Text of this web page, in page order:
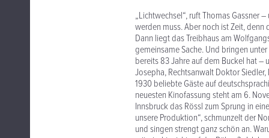
„Lichtwechsel“, ruft Thomas Gassner
werden muss. Aber noch ist Zeit, denn
Dann liegt das Treibhaus am
gemeinsame Sache. Und bringen
bereits 83 Jahre auf dem Buckel hat
Josepha, Rechtsanwalt Doktor
1930 beliebte Gäste auf
neuesten Kinofassung steht am 6.
Innsbruck das Rössl zum Sprung in
unsere Produktion“, schmunzelt der
und singen strengt ganz schön an.